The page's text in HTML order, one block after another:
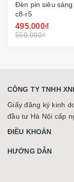
Đèn pin siêu
c8-r5
495.000₫
550.000₫
CÔNG TY TNHH
Giấy đăng ký kinh
đầu tư Hà Nội cấp
ĐIỀU KHOẢN
HƯỚNG DẪN